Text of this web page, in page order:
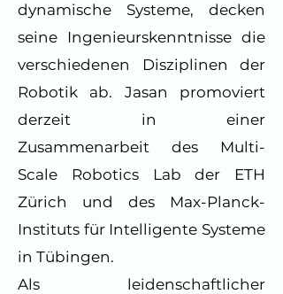
dynamische Systeme, decken
seine Ingenieurskenntnisse die
verschiedenen Disziplinen der
Robotik ab. Jasan promoviert
derzeit in einer
Zusammenarbeit des Multi-
Scale Robotics Lab der ETH
Zürich und des Max-Planck-
Instituts für Intelligente Systeme
in Tübingen.
Als leidenschaftlicher